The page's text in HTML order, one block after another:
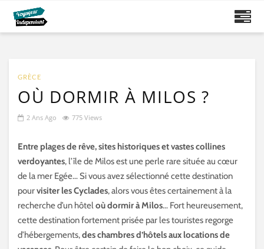
GRÈCE
OÙ DORMIR À MILOS ?
2 Ans Ago 775 Views
Entre plages de rêve, sites historiques et vastes collines
verdoyantes, l’île de Milos est une perle rare située au cœur
de la mer Egée… Si vous avez sélectionné cette destination
pourvisiter les Cyclades, alors vous êtes certainement à la
recherche d’un hôteloù dormir à Milos… Fort heureusement,
cette destination fortement prisée par les touristes regorge
d’hébergements,des chambres d’hôtels aux locations de